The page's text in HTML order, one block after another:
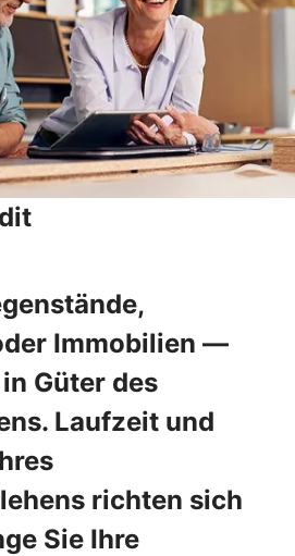
Immobilien —
Güter des
Laufzeit und
richten sich
Sie Ihre